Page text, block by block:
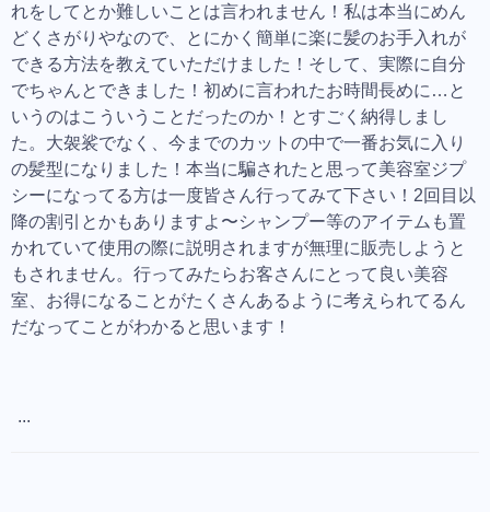
れをしてとか難しいことは言われません！私は本当にめん
どくさがりやなので、とにかく簡単に楽に髪のお手入れが
できる方法を教えていただけました！そして、実際に自分
でちゃんとできました！初めに言われたお時間長めに…と
いうのはこういうことだったのか！とすごく納得しまし
た。大袈裟でなく、今までのカットの中で一番お気に入り
の髪型になりました！本当に騙されたと思って美容室ジプ
シーになってる方は一度皆さん行ってみて下さい！2回目以
降の割引とかもありますよ〜シャンプー等のアイテムも置
かれていて使用の際に説明されますが無理に販売しようと
もされません。行ってみたらお客さんにとって良い美容
室、お得になることがたくさんあるように考えられてるん
だなってことがわかると思います！
...